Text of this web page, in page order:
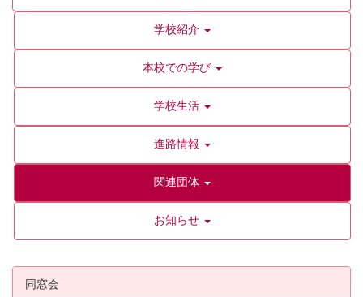
学校紹介
本校での学び
学校生活
進路情報
関連団体
お知らせ
同窓会